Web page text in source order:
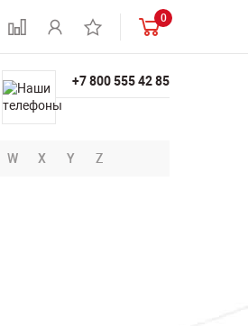
0
+7 800 555 42 85
W X Y Z